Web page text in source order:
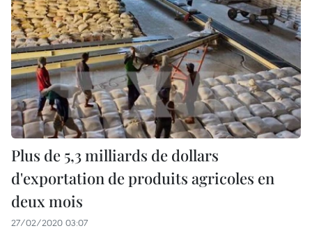
Plus de 5,3 milliards de dollars
d'exportation de produits agricoles en
deux mois
27/02/2020 03:07